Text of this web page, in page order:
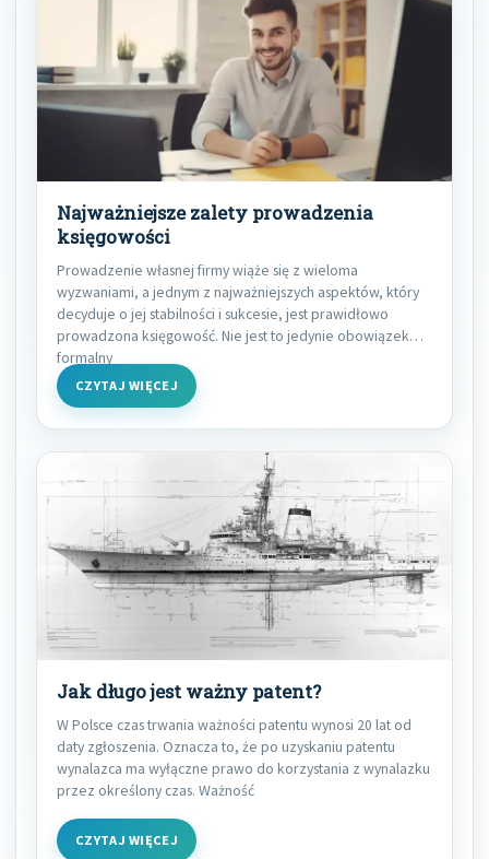
Najważniejsze zalety prowadzenia
księgowości
Prowadzenie własnej firmy wiąże się z wieloma
wyzwaniami, a jednym z najważniejszych aspektów, który
decyduje o jej stabilności i sukcesie, jest prawidłowo
prowadzona księgowość. Nie jest to jedynie obowiązek
formalny
CZYTAJ WIĘCEJ
Jak długo jest ważny patent?
W Polsce czas trwania ważności patentu wynosi 20 lat od
daty zgłoszenia. Oznacza to, że po uzyskaniu patentu
wynalazca ma wyłączne prawo do korzystania z wynalazku
przez określony czas. Ważność
CZYTAJ WIĘCEJ